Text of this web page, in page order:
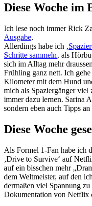
Diese Woche im
Ich lese noch immer Rick
Ausgabe.
Allerdings habe ich ‚
Schritte sammeln‚ als
sich im Alltag mehr
Frühling ganz nett. Ich
Kilometer mit dem Hund
mich als Spaziergänger viel
immer dazu lernen. Sarina
sondern eben auch Tipps
Diese Woche
Als Formel 1-Fan habe ich
‚Drive to Survive‘ auf
auf ein bisschen mehr
dem Weltmeister, auf den
dermaßen viel Spannung
Dokumentation von Netflix